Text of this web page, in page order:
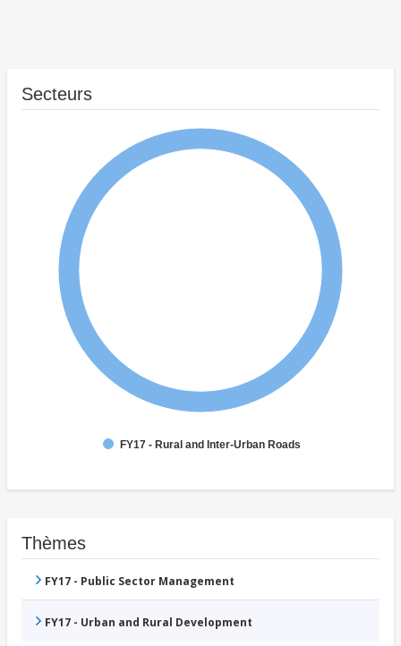
Secteurs
FY17 - Rural and Inter-Urban Roads
Thèmes
FY17 - Public Sector Management
FY17 - Urban and Rural Development